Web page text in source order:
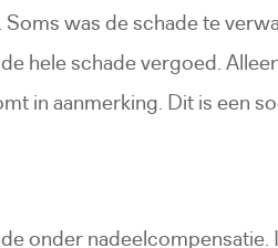
was de schade te
hele schade vergoed.
in aanmerking. Dit is een
onder